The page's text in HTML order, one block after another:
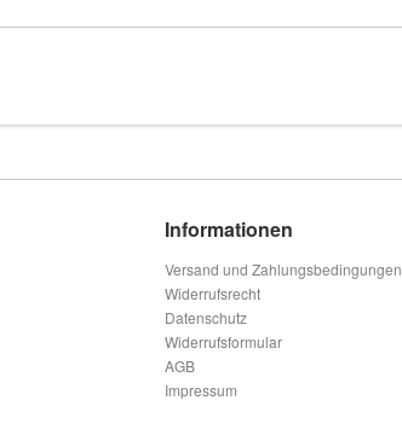
Informationen
Versand und Zahlungsbedingungen
Widerrufsrecht
Datenschutz
Widerrufsformular
AGB
Impressum